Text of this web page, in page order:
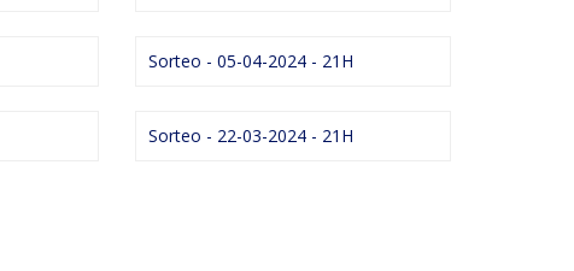
Sorteo - 05-04-2024 - 21H
Sorteo - 22-03-2024 - 21H